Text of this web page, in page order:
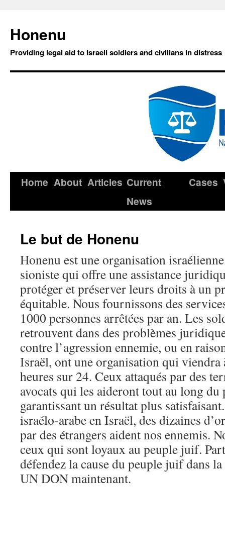
Honenu
Providing legal aid to Israeli soldiers and civilians in distress
Home About Articles Current
News
Cases
Le but de Honenu
Honenu est une organisation
sioniste qui offre une assistance
protéger et préserver leurs droits à un
équitable. Nous fournissons des
1000 personnes arrêtées par an. Les
retrouvent dans des problèmes
contre l’agression ennemie, ou en
Israël, ont une organisation qui viendra
heures sur 24. Ceux attaqués par des
avocats qui les aideront tout au long
garantissant un résultat plus
israélo-arabe en Israël, des dizaines
par des étrangers aident nos ennemis.
ceux qui sont loyaux au peuple juif.
défendez la cause du peuple juif dans
UN DON maintenant.